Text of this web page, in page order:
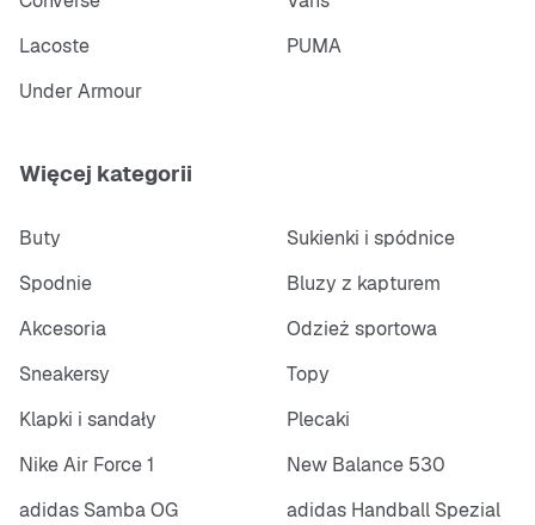
Lacoste
PUMA
Under Armour
Więcej kategorii
Buty
Sukienki i spódnice
Spodnie
Bluzy z kapturem
Akcesoria
Odzież sportowa
Sneakersy
Topy
Klapki i sandały
Plecaki
Nike Air Force 1
New Balance 530
adidas Samba OG
adidas Handball Spezial